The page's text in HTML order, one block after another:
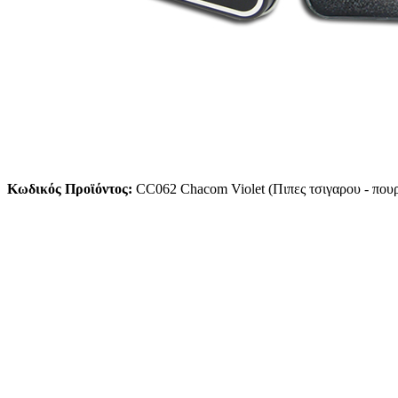
Κωδικός Προϊόντος: CC062 Chacom Violet (Πιπες τσιγαρου -